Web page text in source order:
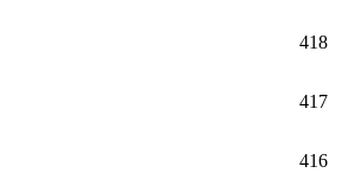
418
417
416